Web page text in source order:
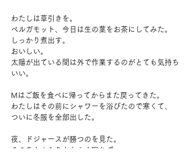
わたしは草引きを。
ベルガモット、今日は生の葉をお茶にしてみた。
しっかり煮出す。
おいしい。
太陽が出ている間は外で作業するのがとても気持ち
いい。
Mはご飯を食べに帰ってからまた戻ってきた。
わたしはその前にシャワーを浴びたので寒くて、
ついに冬服を全部出した。
夜、ドジャースが勝つのを見た。
そのあとふたりともよく眠れず。